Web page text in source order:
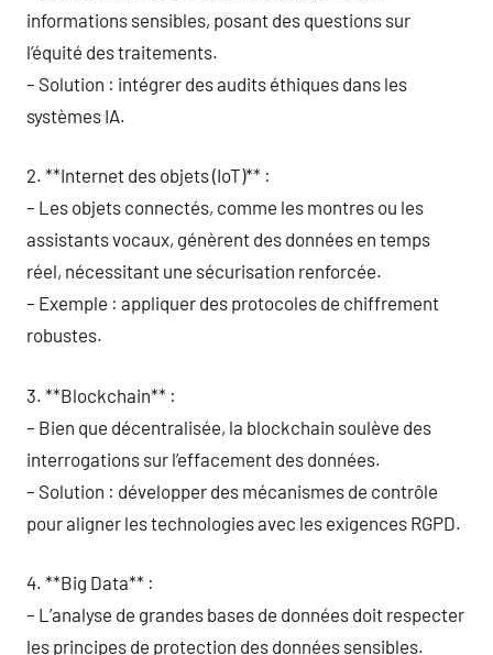
informations sensibles, posant des questions sur
l’équité des traitements.
– Solution : intégrer des audits éthiques dans les
systèmes IA.
2. **Internet des objets (IoT)** :
– Les objets connectés, comme les montres ou les
assistants vocaux, génèrent des données en temps
réel, nécessitant une sécurisation renforcée.
– Exemple : appliquer des protocoles de chiffrement
robustes.
3. **Blockchain** :
– Bien que décentralisée, la blockchain soulève des
interrogations sur l’effacement des données.
– Solution : développer des mécanismes de contrôle
pour aligner les technologies avec les exigences RGPD.
4. **Big Data** :
– L’analyse de grandes bases de données doit respecter
les principes de protection des données sensibles.